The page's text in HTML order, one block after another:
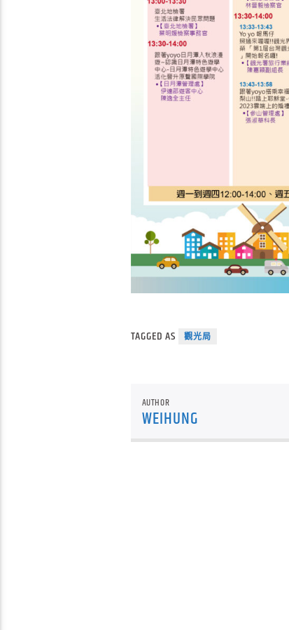
TAGGED AS 觀光局
AUTHOR
WEIHUNG